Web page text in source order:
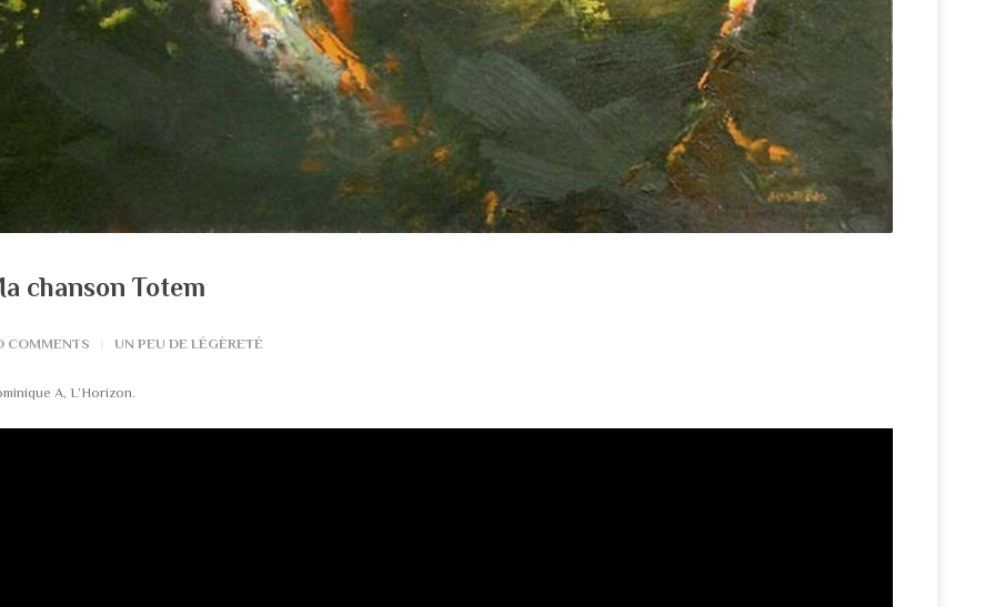
chanson Totem
COMMENTS UN PEU DE LÉGÈRETÉ
A, L’Horizon.